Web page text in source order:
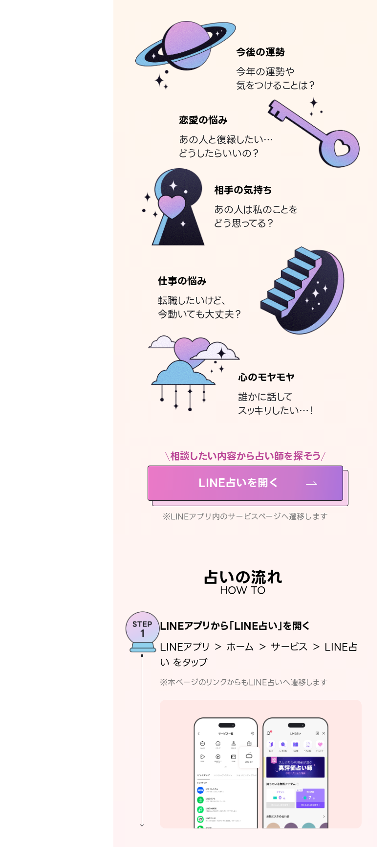
今後の運勢
今年の運勢や
気をつけることは？
恋愛の悩み
あの人と復縁したい…
どうしたらいいの？
相手の気持ち
あの人は私のことを
どう思ってる？
仕事の悩み
転職したいけど、
今動いても大丈夫？
心のモヤモヤ
誰かに話して
スッキリしたい…！
相談したい内容から占い師を探そう
LINE占いを開く
※LINEアプリ内のサービスページへ遷移します
占いの流れ
HOW TO
LINEアプリから「LINE占い」を開く
LINEアプリ ＞ ホーム ＞ サービス ＞ LINE占
い をタップ
※本ページのリンクからもLINE占いへ遷移します